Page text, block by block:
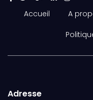
Accueil A
Adresse